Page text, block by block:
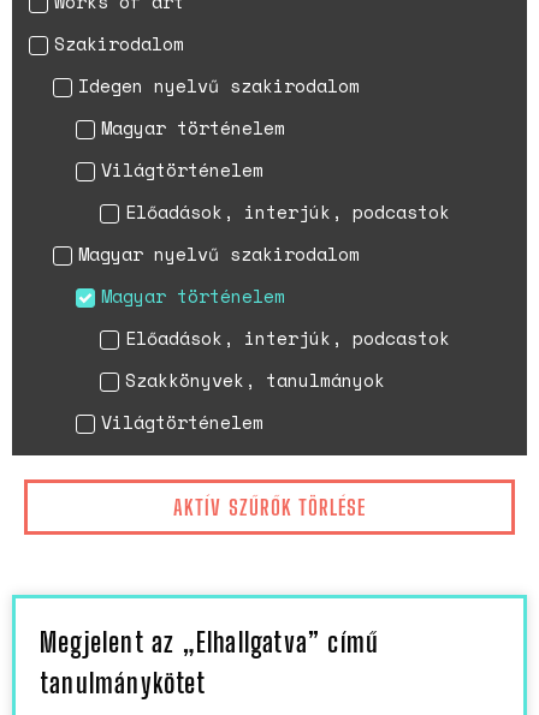
Szakirodalom
Idegen nyelvű szakirodalom
Magyar történelem
Világtörténelem
Előadások, interjúk, podcastok
Magyar nyelvű szakirodalom
Magyar történelem
Előadások, interjúk, podcastok
Szakkönyvek, tanulmányok
Világtörténelem
AKTÍV SZŰRŐK TÖRLÉSE
Megjelent az „Elhallgatva” című
tanulmánykötet